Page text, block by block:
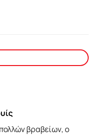
βραβείων, ο